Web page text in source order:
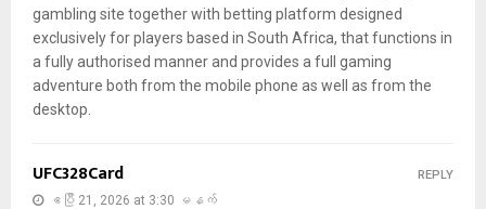
gambling site together with betting platform designed
exclusively for players based in South Africa, that functions in
a fully authorised manner and provides a full gaming
adventure both from the mobile phone as well as from the
desktop.
UFC328Card
ဧပြီ 21, 2026 at 3:30 မနက်
REPLY